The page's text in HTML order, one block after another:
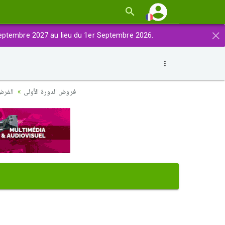
×
2027 au lieu du 1er Septembre 2026.
فروض الدورة الأولى الفرض 3 نموذج 2 - الرياضيات أولى باك علوم إقتصادية